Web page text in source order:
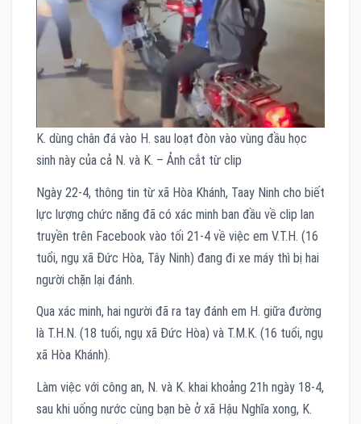
K. dùng chân đá vào H. sau loạt đòn vào vùng đầu học
sinh này của cả N. và K. – Ảnh cắt từ clip
Ngày 22-4, thông tin từ xã Hòa Khánh, Taay Ninh cho biết
lực lượng chức năng đã có xác minh ban đầu về clip lan
truyền trên Facebook vào tối 21-4 về việc em V.T.H. (16
tuổi, ngụ xã Đức Hòa, Tây Ninh) đang đi xe máy thì bị hai
người chặn lại đánh.
Qua xác minh, hai người đã ra tay đánh em H. giữa đường
là T.H.N. (18 tuổi, ngụ xã Đức Hòa) và T.M.K. (16 tuổi, ngụ
xã Hòa Khánh).
Làm việc với công an, N. và K. khai khoảng 21h ngày 18-4,
sau khi uống nước cùng bạn bè ở xã Hậu Nghĩa xong, K.